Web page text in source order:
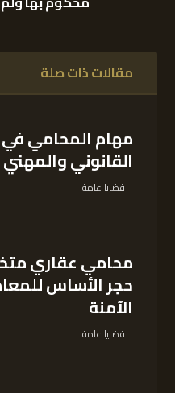
مقالات ذات صلة
مهام المحامي في
القانوني والمهني
قضايا عامة
محامي عقاري
حجر الأساس
الآمنة
قضايا عامة